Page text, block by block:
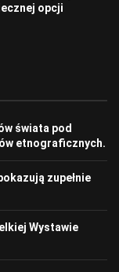
opcji
świata pod
etnograficznych.
zupełnie
Wystawie